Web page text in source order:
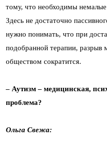
тому, что необходимы
Здесь не достаточно
нужно понимать, что при
подобранной терапии, разрыв
обществом сократится.
– Аутизм – медицинская,
проблема?
Ольга Свежа: